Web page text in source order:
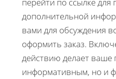
дополнительной
вами для обсуждения
оформить заказ.
действию делает ваше
информативным, но и